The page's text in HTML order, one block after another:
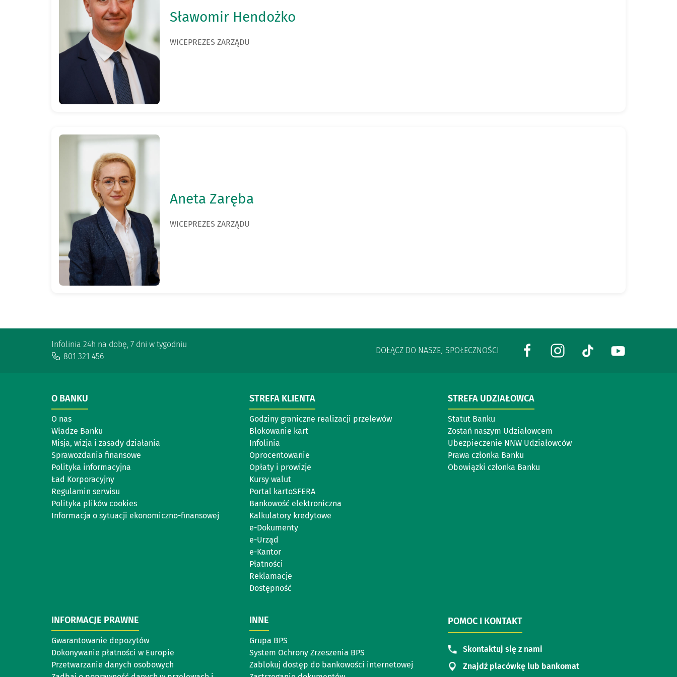
Sławomir Hendożko
WICEPREZES ZARZĄDU
Aneta Zaręba
WICEPREZES ZARZĄDU
Infolinia 24h na dobę, 7 dni w tygodniu
801 321 456
DOŁĄCZ DO NASZEJ SPOŁECZNOŚCI
O BANKU
O nas
Władze Banku
Misja, wizja i zasady działania
Sprawozdania finansowe
Polityka informacyjna
Ład Korporacyjny
Regulamin serwisu
Polityka plików cookies
Informacja o sytuacji ekonomiczno-finansowej
STREFA KLIENTA
Godziny graniczne realizacji przelewów
Blokowanie kart
Infolinia
Oprocentowanie
Opłaty i prowizje
Kursy walut
Portal kartoSFERA
Bankowość elektroniczna
Kalkulatory kredytowe
e-Dokumenty
e-Urząd
e-Kantor
Płatności
Reklamacje
Dostępność
STREFA UDZIAŁOWCA
Statut Banku
Zostań naszym Udziałowcem
Ubezpieczenie NNW Udziałowców
Prawa członka Banku
Obowiązki członka Banku
INFORMACJE PRAWNE
Gwarantowanie depozytów
Dokonywanie płatności w Europie
Przetwarzanie danych osobowych
INNE
Grupa BPS
System Ochrony Zrzeszenia BPS
Zablokuj dostęp do bankowości internetowej
POMOC I KONTAKT
Skontaktuj się z nami
Znajdź placówkę lub bankomat